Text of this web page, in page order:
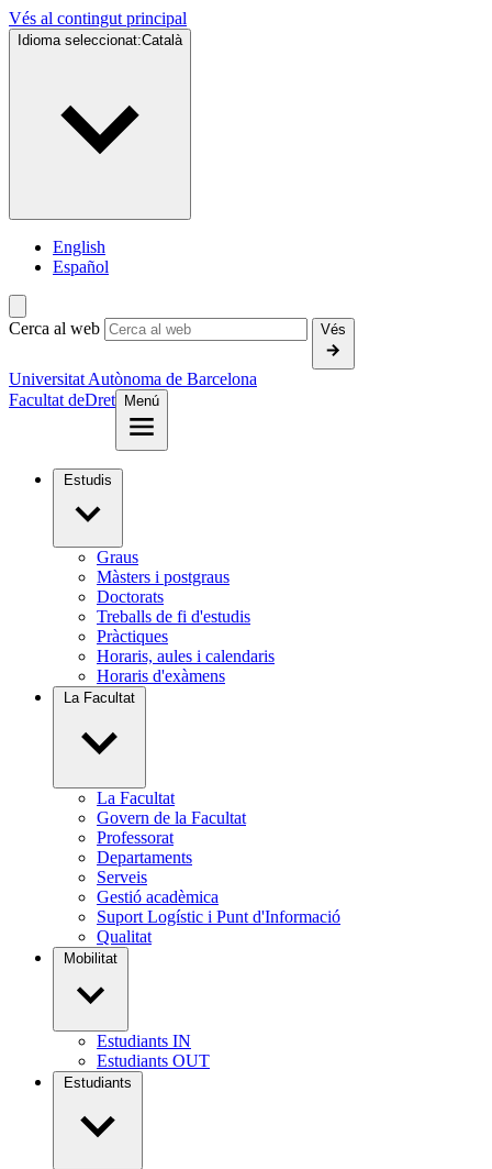
Vés al contingut principal
Idioma seleccionat:Català
English
Español
Cerca al web Vés
Universitat Autònoma de Barcelona
Facultat deDret Menú
Estudis
Graus
Màsters i postgraus
Doctorats
Treballs de fi d'estudis
Pràctiques
Horaris, aules i calendaris
Horaris d'exàmens
La Facultat
La Facultat
Govern de la Facultat
Professorat
Departaments
Serveis
Gestió acadèmica
Suport Logístic i Punt d'Informació
Qualitat
Mobilitat
Estudiants IN
Estudiants OUT
Estudiants